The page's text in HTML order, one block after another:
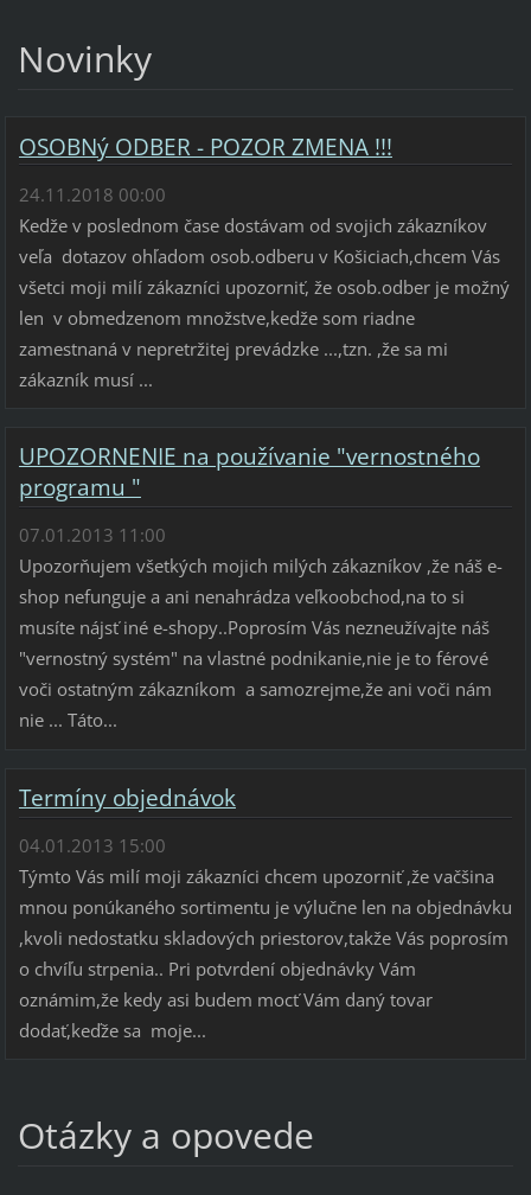
Novinky
OSOBNý ODBER - POZOR ZMENA !!!
24.11.2018 00:00
Kedže v poslednom čase dostávam od svojich zákazníkov
veľa dotazov ohľadom osob.odberu v Košiciach,chcem Vás
všetci moji milí zákazníci upozorniť, že osob.odber je možný
len v obmedzenom množstve,kedže som riadne
zamestnaná v nepretržitej prevádzke ...,tzn. ,že sa mi
zákazník musí ...
UPOZORNENIE na používanie "vernostného
programu "
07.01.2013 11:00
Upozorňujem všetkých mojich milých zákazníkov ,že náš e-
shop nefunguje a ani nenahrádza veľkoobchod,na to si
musíte nájsť iné e-shopy..Poprosím Vás nezneužívajte náš
"vernostný systém" na vlastné podnikanie,nie je to férové
voči ostatným zákazníkom a samozrejme,že ani voči nám
nie ... Táto...
Termíny objednávok
04.01.2013 15:00
Týmto Vás milí moji zákazníci chcem upozorniť ,že vačšina
mnou ponúkaného sortimentu je výlučne len na objednávku
,kvoli nedostatku skladových priestorov,takže Vás poprosím
o chvíľu strpenia.. Pri potvrdení objednávky Vám
oznámim,že kedy asi budem mocť Vám daný tovar
dodať,keďže sa moje...
Otázky a opovede